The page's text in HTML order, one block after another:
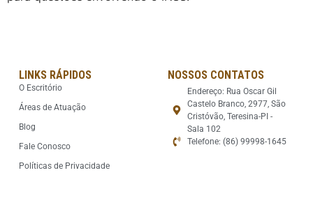
LINKS RÁPIDOS
O Escritório
Áreas de Atuação
Blog
Fale Conosco
Políticas de Privacidade
NOSSOS CONTATOS
Endereço: Rua Oscar Gil
Castelo Branco, 2977, São
Cristóvão, Teresina-PI -
Sala 102
Telefone: (86) 99998-1645